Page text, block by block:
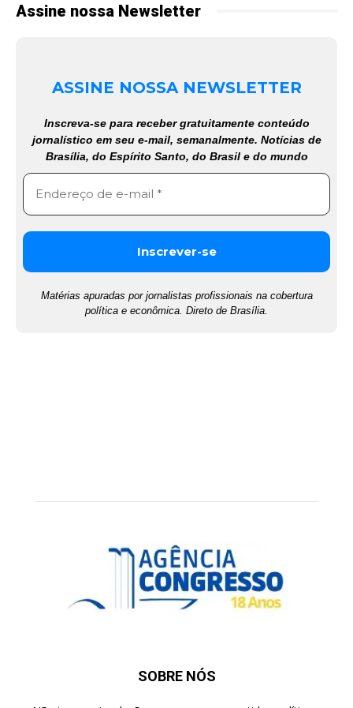
Assine nossa Newsletter
ASSINE NOSSA NEWSLETTER
Inscreva-se para receber gratuitamente conteúdo
jornalístico em seu e-mail, semanalmente. Notícias de
Brasília, do Espírito Santo, do Brasil e do mundo
Matérias apuradas por jornalistas profissionais na cobertura
política e econômica. Direto de Brasília.
SOBRE NÓS